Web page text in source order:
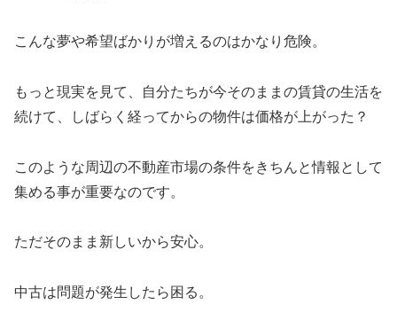
こんな夢や希望ばかりが増えるのはかなり危険。
もっと現実を見て、自分たちが今そのままの賃貸の生活を
続けて、しばらく経ってからの物件は価格が上がった？
このような周辺の不動産市場の条件をきちんと情報として
集める事が重要なのです。
ただそのまま新しいから安心。
中古は問題が発生したら困る。